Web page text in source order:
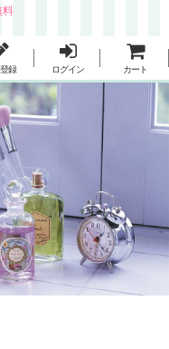
料
録 ログイン カート